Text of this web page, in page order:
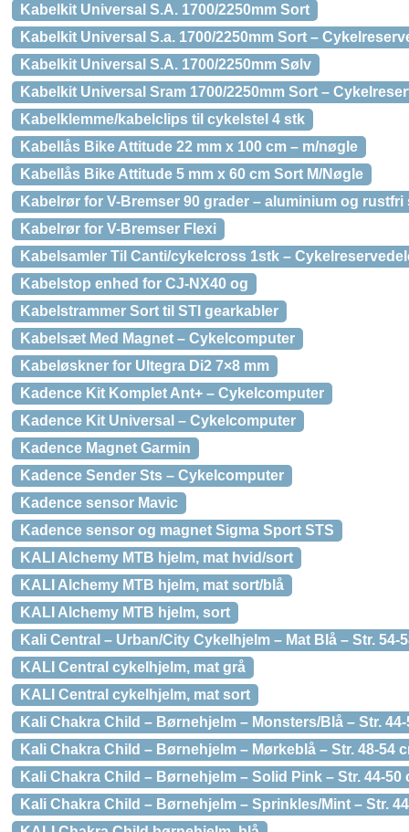
Kabelkit Universal S.A. 1700/2250mm Sort
Kabelkit Universal S.a. 1700/2250mm Sort –
Kabelkit Universal S.A. 1700/2250mm Sølv
Kabelkit Universal Sram 1700/2250mm Sort –
Kabelklemme/kabelclips til cykelstel 4 stk
Kabellås Bike Attitude 22 mm x 100 cm – m/nøgle
Kabellås Bike Attitude 5 mm x 60 cm Sort M/Nøgle
Kabelrør for V-Bremser 90 grader – aluminium og rustfri
Kabelrør for V-Bremser Flexi
Kabelsamler Til Canti/cykelcross 1stk –
Kabelstop enhed for CJ-NX40 og
Kabelstrammer Sort til STI gearkabler
Kabelsæt Med Magnet – Cykelcomputer
Kabeløskner for Ultegra Di2 7×8 mm
Kadence Kit Komplet Ant+ – Cykelcomputer
Kadence Kit Universal – Cykelcomputer
Kadence Magnet Garmin
Kadence Sender Sts – Cykelcomputer
Kadence sensor Mavic
Kadence sensor og magnet Sigma Sport STS
KALI Alchemy MTB hjelm, mat hvid/sort
KALI Alchemy MTB hjelm, mat sort/blå
KALI Alchemy MTB hjelm, sort
Kali Central – Urban/City Cykelhjelm – Mat Blå – Str. 54-
KALI Central cykelhjelm, mat grå
KALI Central cykelhjelm, mat sort
Kali Chakra Child – Børnehjelm – Monsters/Blå – Str.
Kali Chakra Child – Børnehjelm – Mørkeblå – Str. 48-54
Kali Chakra Child – Børnehjelm – Solid Pink – Str. 44-50
Kali Chakra Child – Børnehjelm – Sprinkles/Mint – Str.